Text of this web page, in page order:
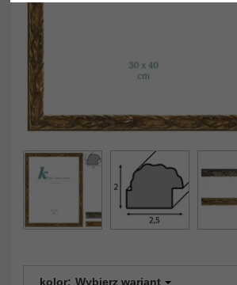
kolor: Wybierz wariant